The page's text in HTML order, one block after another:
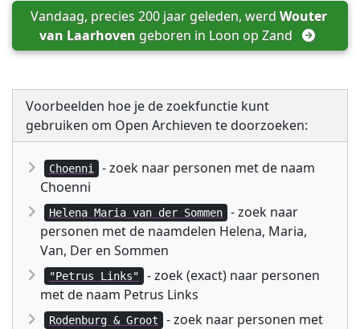
Vandaag, precies 200 jaar geleden, werd Wouter
van Laarhoven geboren in Loon op Zand
Voorbeelden hoe je de zoekfunctie kunt
gebruiken om Open Archieven te doorzoeken:
Choenni
- zoek naar personen met de naam
Choenni
Helena Maria van der Sommen
- zoek naar
personen met de naamdelen Helena, Maria,
Van, Der en Sommen
"Petrus Links"
- zoek (exact) naar personen
met de naam Petrus Links
Rodenburg & Groot
- zoek naar personen met